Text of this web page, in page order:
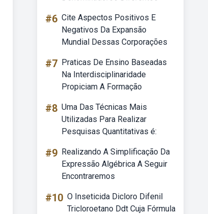
#6 Cite Aspectos Positivos E
Negativos Da Expansão
Mundial Dessas Corporações
#7 Praticas De Ensino Baseadas
Na Interdisciplinaridade
Propiciam A Formação
#8 Uma Das Técnicas Mais
Utilizadas Para Realizar
Pesquisas Quantitativas é:
#9 Realizando A Simplificação Da
Expressão Algébrica A Seguir
Encontraremos
#10 O Inseticida Dicloro Difenil
Tricloroetano Ddt Cuja Fórmula